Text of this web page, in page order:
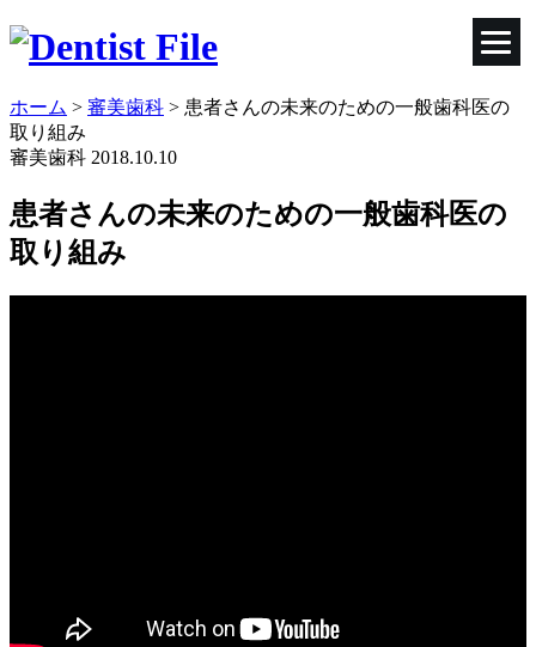
ホーム > 審美歯科 > 患者さんの未来のための一般歯科医の
取り組み
審美歯科 2018.10.10
患者さんの未来のための一般歯科医の
取り組み